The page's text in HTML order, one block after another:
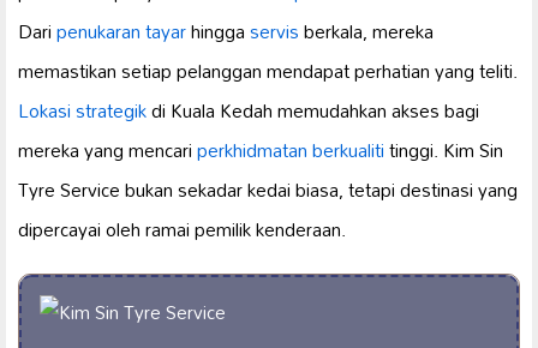
Daripenukaran tayarhinggaservisberkala, mereka
memastikan setiap pelanggan mendapat perhatian yang teliti.
Lokasi strategikdi Kuala Kedah memudahkan akses bagi
mereka yang mencariperkhidmatan berkualititinggi. Kim Sin
Tyre Service bukan sekadar kedai biasa, tetapi destinasi yang
dipercayai oleh ramai pemilik kenderaan.